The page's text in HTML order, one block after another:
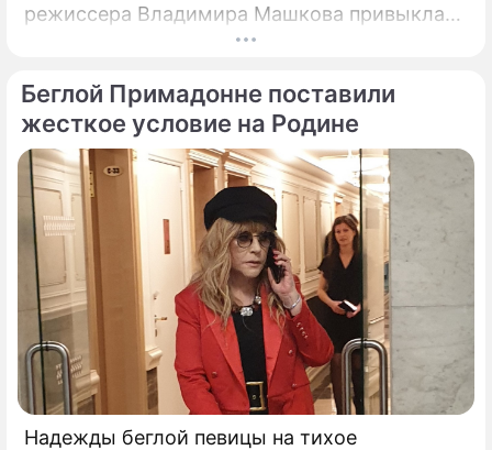
режиссера Владимира Машкова привыкла
ярко и без купюр делиться с подписчиками
Беглой Примадонне поставили
жесткое условие на Родине
Надежды беглой певицы на тихое